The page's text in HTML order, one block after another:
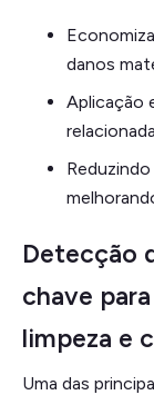
danos
Aplicação
Detecção
chave
limpeza e
Uma das